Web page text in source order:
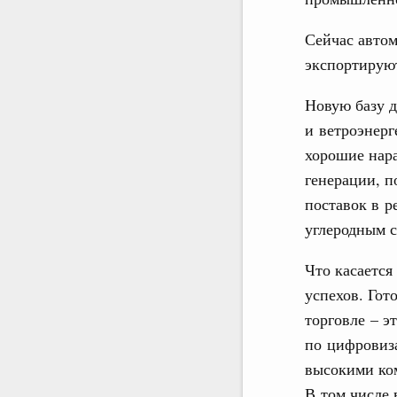
Сейчас
Новую базу
и
хорошие
генерации,
поставок в
углеродным
Что
успехов.
торговле –
по
высокими